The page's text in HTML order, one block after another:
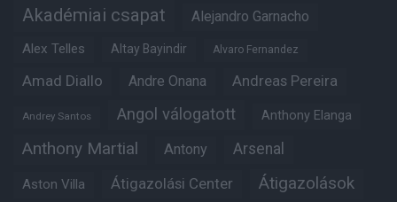
Akadémiai csapat Alejandro Garnacho
Alex Telles Altay Bayindir Alvaro Fernandez
Amad Diallo Andre Onana Andreas Pereira
Andrey Santos Angol válogatott Anthony Elanga
Anthony Martial Antony Arsenal
Aston Villa Átigazolási Center Átigazolások